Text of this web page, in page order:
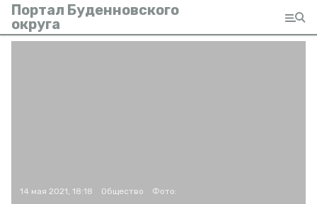
Портал Буденновского
округа
14 мая 2021, 18:18 Общество Фото: